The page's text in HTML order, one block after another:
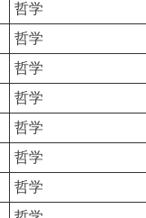
哲学
哲学
哲学
哲学
哲学
哲学
哲学